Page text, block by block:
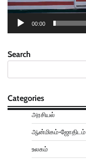
00:00
Search
Categories
அரசியல்
ஆன்மிகம்-ஜோதிடம்
உலகம்